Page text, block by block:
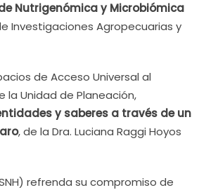
Nutrigenómica y Microbiómica
Investigaciones Agropecuarias y
de Acceso Universal al
Unidad de Planeación,
y saberes a través de un
, de la Dra. Luciana Raggi Hoyos
refrenda su compromiso de